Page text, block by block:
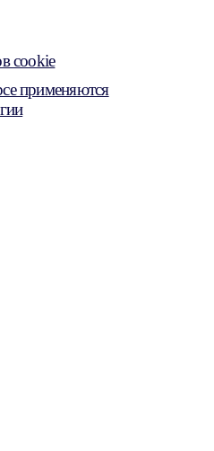
cookie
применяются